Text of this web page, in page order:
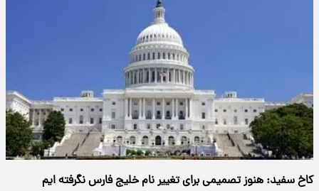
کاخ سفید: هنوز تصمیمی برای تغییر نام خلیج فارس نگرفته ایم